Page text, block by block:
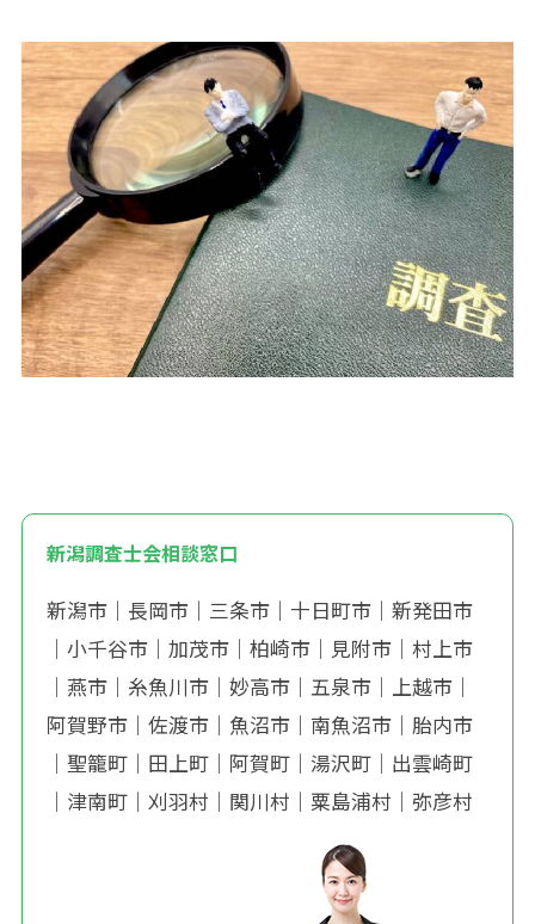
新潟調査士会相談窓口
新潟市｜ 長岡市｜ 三条市｜ 十日町市｜ 新発田市
｜ 小千谷市｜ 加茂市｜ 柏崎市｜ 見附市｜ 村上市
｜ 燕市｜ 糸魚川市｜ 妙高市｜ 五泉市｜ 上越市｜
阿賀野市｜ 佐渡市｜ 魚沼市｜ 南魚沼市｜ 胎内市
｜ 聖籠町｜ 田上町｜ 阿賀町｜ 湯沢町｜ 出雲崎町
｜ 津南町｜ 刈羽村 ｜ 関川村 ｜ 粟島浦村 ｜ 弥彦村